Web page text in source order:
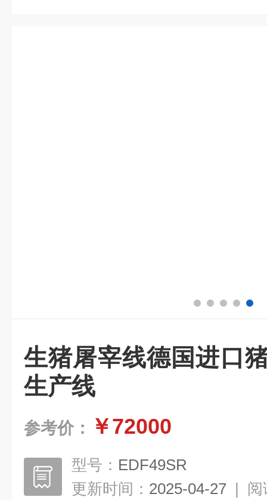
生猪屠宰线德国进口
生产线
参考价： ￥72000
型号： EDF49SR
更新时间： 2025-04-27 | 阅